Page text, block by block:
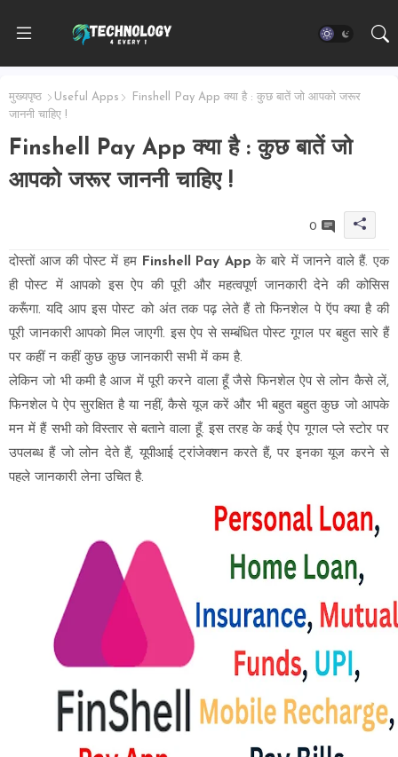
मुख्यपृष्ठ Useful Apps
Finshell Pay App क्या है : कुछ बातें जो आपको जरूर
जाननी चाहिए !
Finshell Pay App क्या है : कुछ बातें जो
आपको जरूर जाननी चाहिए !
0
दोस्तों आज की पोस्ट में हम Finshell Pay App के बारे में जानने वाले हैं. एक
ही पोस्ट में आपको इस ऐप की पूरी और महत्वपूर्ण जानकारी देने की कोसिस
करूँगा. यदि आप इस पोस्ट को अंत तक पढ़ लेते हैं तो फिनशेल पे ऍप क्या है की
पूरी जानकारी आपको मिल जाएगी. इस ऐप से सम्बंधित पोस्ट गूगल पर बहुत सारे हैं
पर कहीं न कहीं कुछ कुछ जानकारी सभी में कम है.
लेकिन जो भी कमी है आज में पूरी करने वाला हूँ जैसे फिनशेल ऐप से लोन कैसे लें,
फिनशेल पे ऐप सुरक्षित है या नहीं, कैसे यूज करें और भी बहुत बहुत कुछ जो आपके
मन में हैं सभी को विस्तार से बताने वाला हूँ. इस तरह के कई ऐप गूगल प्ले स्टोर पर
उपलब्ध हैं जो लोन देते हैं, यूपीआई ट्रांजेक्शन करते हैं, पर इनका यूज करने से
पहले जानकारी लेना उचित है.